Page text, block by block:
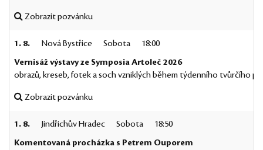
Zobrazit pozvánku
1. 8. Nová Bystřice Sobota
18:00
Vernisáž výstavy ze Symposia Artoleč 2026
obrazů, kreseb, fotek a soch vzniklých během týdenního tvůrčího
Zobrazit pozvánku
1. 8. Jindřichův Hradec Sobota
18:50
Komentovaná procházka s Petrem Ouporem